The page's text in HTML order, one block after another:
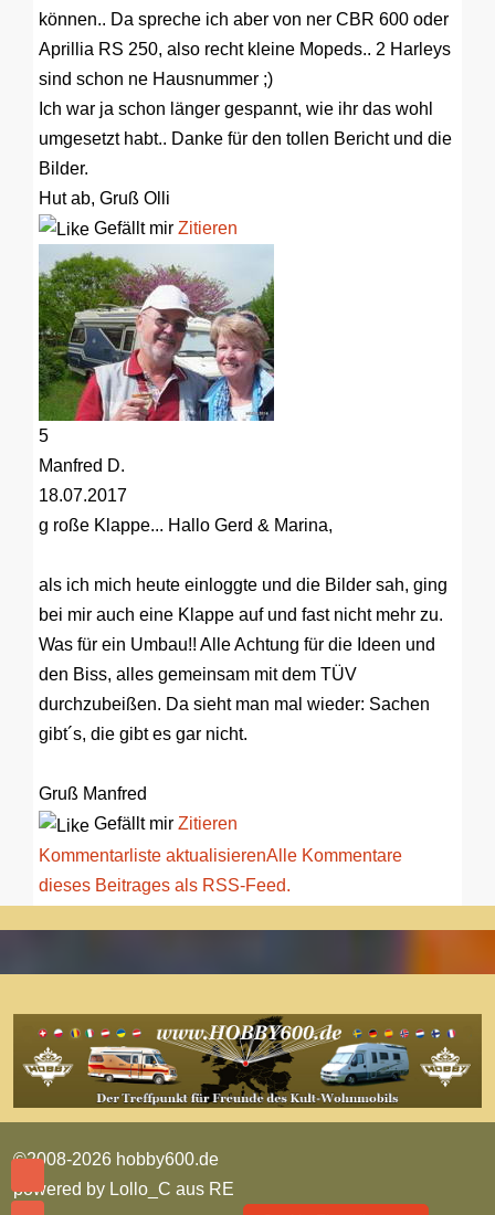
können.. Da spreche ich aber von ner CBR 600 oder
Aprillia RS 250, also recht kleine Mopeds.. 2 Harleys
sind schon ne Hausnummer ;)
Ich war ja schon länger gespannt, wie ihr das wohl
umgesetzt habt.. Danke für den tollen Bericht und die
Bilder.
Hut ab, Gruß Olli
Gefällt mir Zitieren
5
Manfred D.
18.07.2017
g roße Klappe... Hallo Gerd & Marina,
als ich mich heute einloggte und die Bilder sah, ging
bei mir auch eine Klappe auf und fast nicht mehr zu.
Was für ein Umbau!! Alle Achtung für die Ideen und
den Biss, alles gemeinsam mit dem TÜV
durchzubeißen. Da sieht man mal wieder: Sachen
gibt´s, die gibt es gar nicht.
Gruß Manfred
Gefällt mir Zitieren
Kommentarliste aktualisierenAlle Kommentare
dieses Beitrages als RSS-Feed.
©2008-2026 hobby600.de
powered by Lollo_C aus RE